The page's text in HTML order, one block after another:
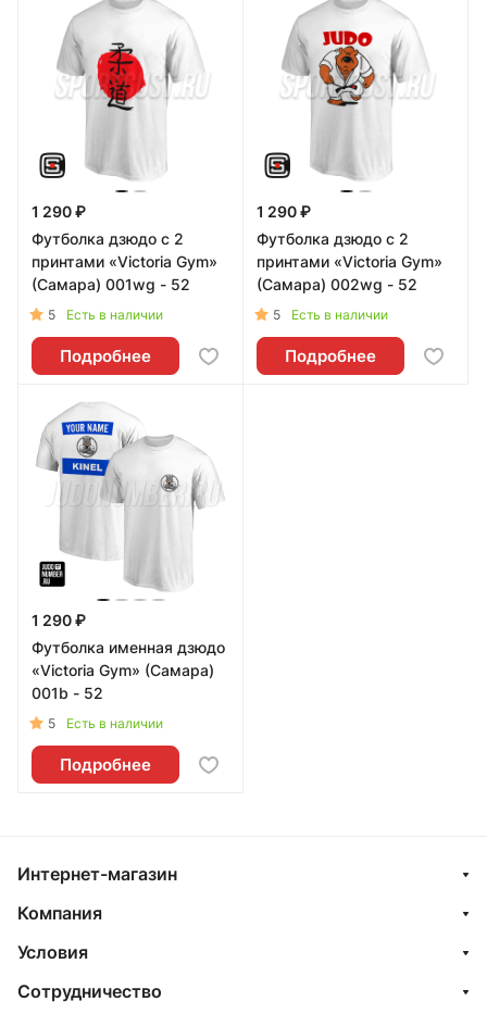
1 290 ₽
Футболка дзюдо с 2
принтами «Victoria Gym»
(Самара) 001wg - 52
5 Есть в наличии
Подробнее
1 290 ₽
Футболка дзюдо с 2
принтами «Victoria Gym»
(Самара) 002wg - 52
5 Есть в наличии
Подробнее
1 290 ₽
Футболка именная дзюдо
«Victoria Gym» (Самара)
001b - 52
5 Есть в наличии
Подробнее
Интернет-магазин
Компания
Условия
Сотрудничество